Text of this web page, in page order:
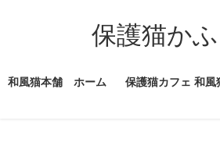
ツ
シ
保護猫か
和風猫本舗 ホーム 保護猫カフェ 和風